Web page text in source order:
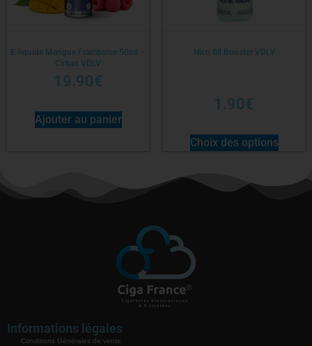
E-liquide Mangue Framboise 50ml –
Cirkus VDLV
19.90€
Ajouter au panier
Nico fill Booster VDLV
1.90€
Choix des options
Informations légales
Conditions Générales de vente